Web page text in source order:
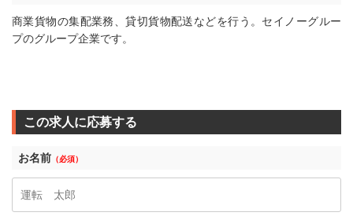
商業貨物の集配業務、貸切貨物配送などを行う。セイノーグルー
プのグループ企業です。
この求人に応募する
お名前 （必須）